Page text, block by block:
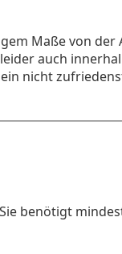
Maße von der
auch
nicht
benötigt